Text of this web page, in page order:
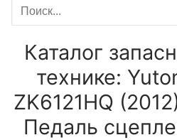
Каталог
технике:
ZK6121HQ
Педаль